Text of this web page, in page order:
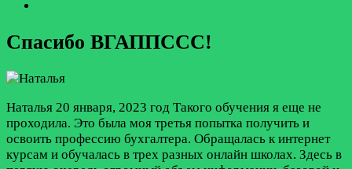
Спасибо ВГАППССС!
Наталья 20 января, 2023 год Такого обучения я еще не
проходила. Это была моя третья попытка получить и
освоить профессию бухгалтера. Обращалась к интернет
курсам и обучалась в трех разных онлайн школах. Здесь в